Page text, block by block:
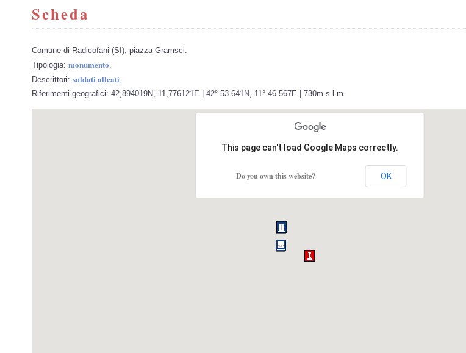
Scheda
Comune di Radicofani (SI), piazza Gramsci.
Tipologia: monumento
Descrittori: soldati alleati
Riferimenti geografici: 42,894019N, 11,776121E | 42° 53.641N, 11° 46.567E | 730m s.l.m.
This page can't load Google Maps correctly.
Do you own this website? OK